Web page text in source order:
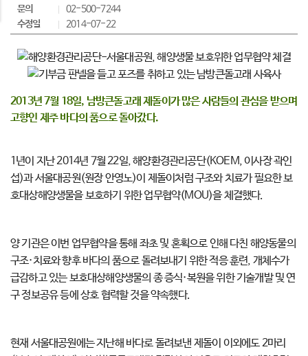
문의
02-500-7244
수정일
2014-07-22
2013년 7월 18일, 남방큰돌고래 제돌이가 많은 사람들의 관심을 받으며
고향인 제주 바다의 품으로 돌아갔다.
1년이 지난 2014년 7월 22일, 해양환경관리공단(KOEM, 이사장 곽인
섭)과 서울대공원(원장 안영노)이 제돌이처럼 구조와 치료가 필요한 보
호대상해양생물을 보호하기 위한 업무협약(MOU)을 체결했다.
양 기관은 이번 업무협약을 통해 좌초 및 혼획으로 인해 다친 해양동물의
구조·치료와 향후 바다의 품으로 돌려보내기 위한 적응 훈련, 개체수가
급감하고 있는 보호대상해양생물의 종 증식·복원을 위한 기술개발 및 연
구 정보공유 등에 상호 협력할 것을 약속했다.
현재 서울대공원에는 지난해 바다로 돌려보낸 제돌이 이외에도 2마리